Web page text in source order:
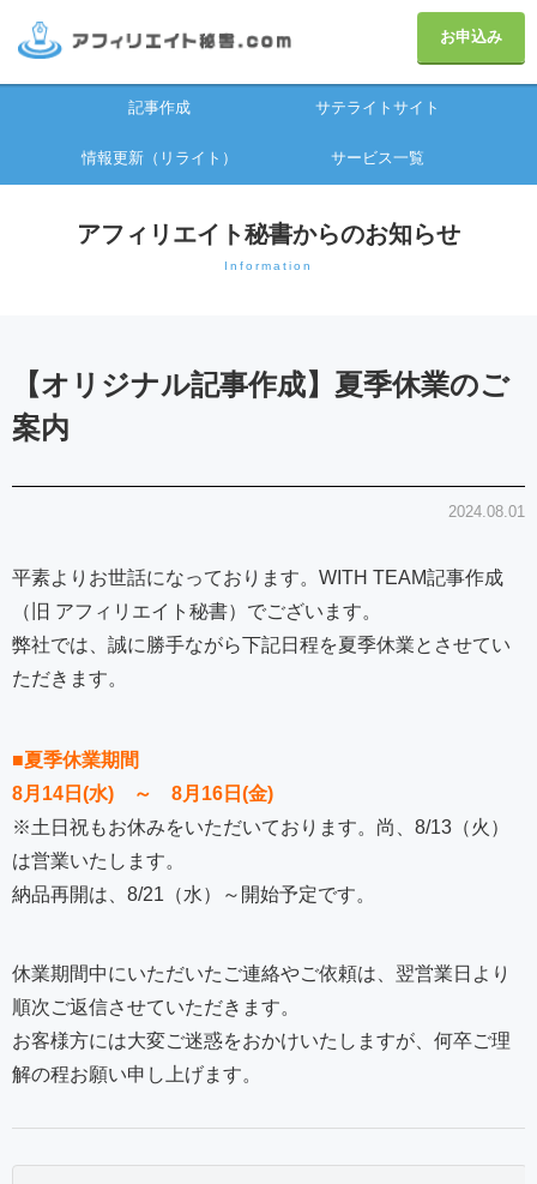
お申込み
記事作成 サテライトサイト
情報更新（リライト） サービス一覧
アフィリエイト秘書からのお知らせ
Information
【オリジナル記事作成】夏季休業のご
案内
2024.08.01
平素よりお世話になっております。WITH TEAM記事作成
（旧 アフィリエイト秘書）でございます。
弊社では、誠に勝手ながら下記日程を夏季休業とさせてい
ただきます。
■夏季休業期間
8月14日(水) ～ 8月16日(金)
※土日祝もお休みをいただいております。尚、8/13（火）
は営業いたします。
納品再開は、8/21（水）～開始予定です。
休業期間中にいただいたご連絡やご依頼は、翌営業日より
順次ご返信させていただきます。
お客様方には大変ご迷惑をおかけいたしますが、何卒ご理
解の程お願い申し上げます。